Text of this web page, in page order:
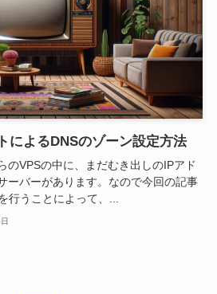
によるDNSのゾーン設定方法
のVPSの中に、まだむき出しのIPアド
ーバーがあります。なので今回の記事
行うことによって、...